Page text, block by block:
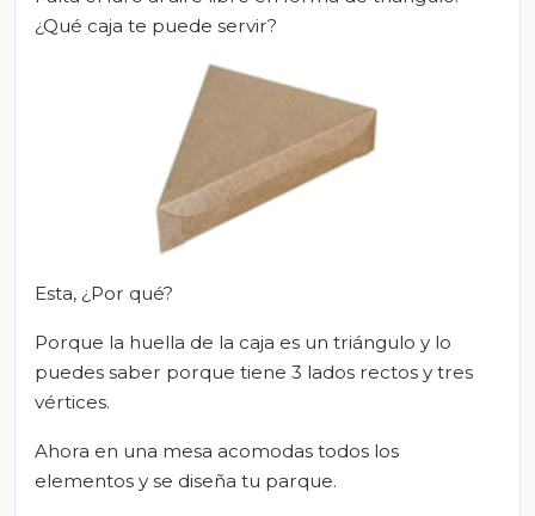
¿Qué caja te puede servir?
Esta, ¿Por qué?
Porque la huella de la caja es un triángulo y lo
puedes saber porque tiene 3 lados rectos y tres
vértices.
Ahora en una mesa acomodas todos los
elementos y se diseña tu parque.